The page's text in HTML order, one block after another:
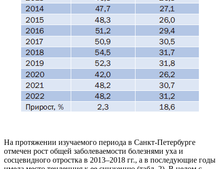
На протяжении изучаемого периода в Санкт-Петербурге
отмечен рост общей заболеваемости болезнями уха и
сосцевидного отростка в 2013–2018 гг., а в последующие годы